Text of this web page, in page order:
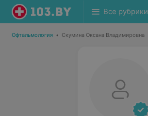
Все рубрики
Офтальмология • Скумина Оксана Владимировна